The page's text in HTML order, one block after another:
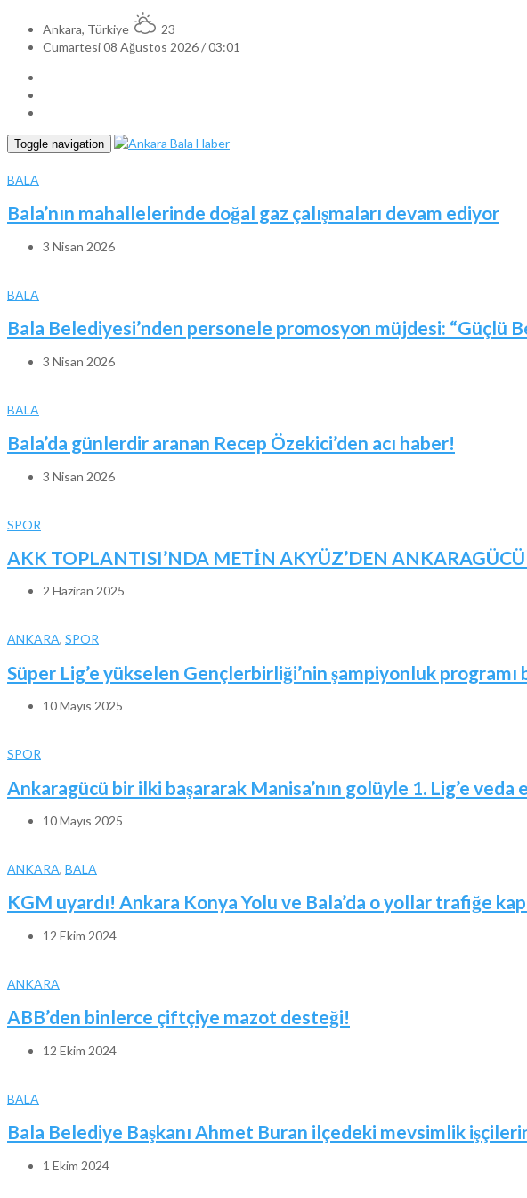
Ankara, Türkiye
23
Cumartesi 08 Ağustos 2026 / 03:01
Toggle navigation
BALA
Bala’nın mahallelerinde doğal gaz çalışmaları devam ediyor
3 Nisan 2026
BALA
Bala Belediyesi’nden personele promosyon müjdesi: “Güçlü
3 Nisan 2026
BALA
Bala’da günlerdir aranan Recep Özekici’den acı haber!
3 Nisan 2026
SPOR
AKK TOPLANTISI’NDA METİN AKYÜZ’DEN
2 Haziran 2025
ANKARA, SPOR
Süper Lig’e yükselen Gençlerbirliği’nin şampiyonluk programı
10 Mayıs 2025
SPOR
Ankaragücü bir ilki başararak Manisa’nın golüyle 1. Lig’e veda
10 Mayıs 2025
ANKARA, BALA
KGM uyardı! Ankara Konya Yolu ve Bala’da o yollar trafiğe
12 Ekim 2024
ANKARA
ABB’den binlerce çiftçiye mazot desteği!
12 Ekim 2024
BALA
Bala Belediye Başkanı Ahmet Buran ilçedeki mevsimlik
1 Ekim 2024